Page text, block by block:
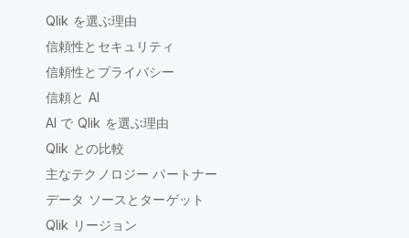
Qlik を選ぶ理由
信頼性とセキュリティ
信頼性とプライバシー
信頼と AI
AI で Qlik を選ぶ理由
Qlik との比較
主なテクノロジー パートナー
データ ソースとターゲット
Qlik リージョン